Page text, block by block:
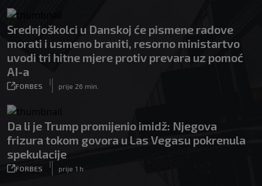
Srednjoškolci u Danskoj će pismene radove
morati i usmeno braniti, resorno ministartvo
uvodi tri hitne mjere protiv prevara uz pomoć
AI-a
FORBES
|
prije 26 min.
Da li je Trump promijenio imidž: Njegova
frizura tokom govora u Las Vegasu pokrenula
spekulacije
FORBES
|
prije 1 h